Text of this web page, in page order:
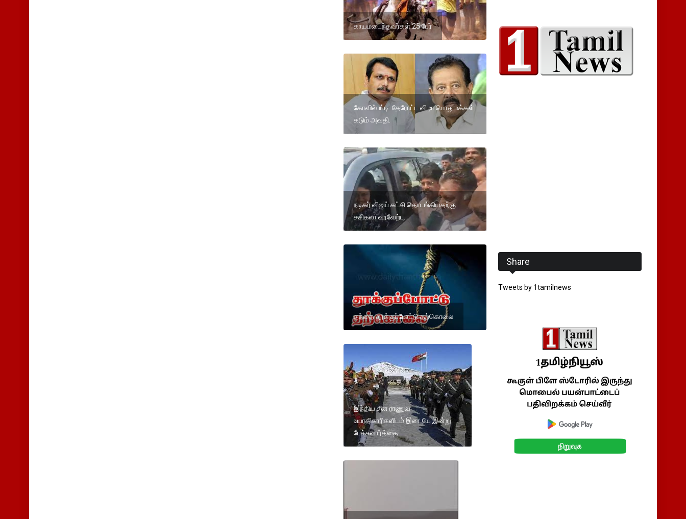
காயமடைந்தவர்கள் 25 பேர்
கோவில்பட்டி தேரோட்ட விழா பொதுமக்கள்
கடும் அவதி.
நடிகர் விஜய் கட்சி தொடங்கியதற்கு
சசிகலா வரவேற்பு.
தந்தை தூக்குப்போட்டு தற்கொலை
இந்திய சீன ராணுவ
உயரதிகாரிகளிடம் இடையே இன்று
பேச்சுவார்த்தை
Share
Tweets by 1tamilnews